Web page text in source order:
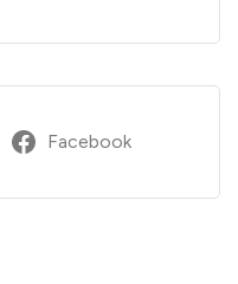
Facebook